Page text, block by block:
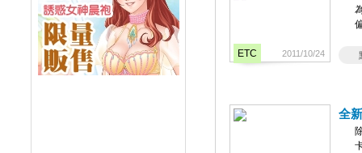
ETC 2011/10/24
全